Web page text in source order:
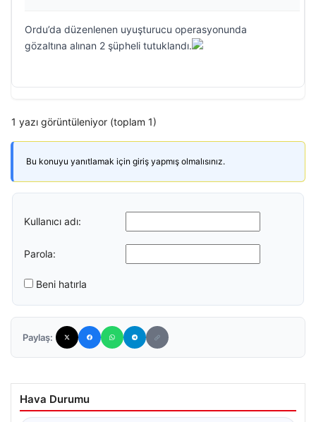
Ordu’da düzenlenen uyuşturucu operasyonunda
gözaltına alınan 2 şüpheli tutuklandı.
1 yazı görüntüleniyor (toplam 1)
Bu konuyu yanıtlamak için giriş yapmış olmalısınız.
Kullanıcı adı:
Parola:
Beni hatırla
Paylaş:
Hava Durumu